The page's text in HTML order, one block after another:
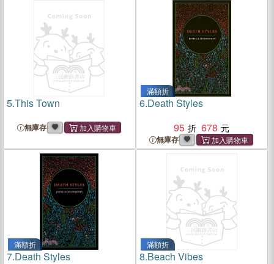
5.This Town
無庫存
滿額折
6.Death Styles
95
678
無庫存
滿額折
7.Death Styles
滿額折
8.Beach Vibes